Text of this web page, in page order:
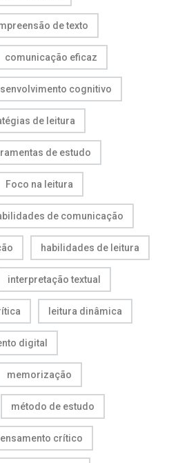
de texto
comunicação eficaz
cognitivo
de leitura
de estudo
Foco na leitura
de comunicação
habilidades de leitura
interpretação textual
leitura dinâmica
digital
memorização
método de estudo
crítico